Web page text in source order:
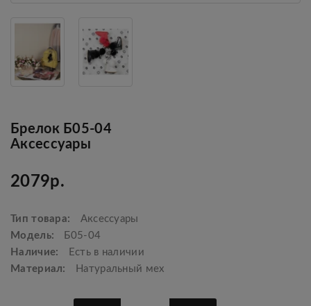
Брелок Б05-04
Аксессуары
2079р.
Тип товара:
Аксессуары
Модель:
Б05-04
Наличие:
Есть в наличии
Материал:
Натуральный мех